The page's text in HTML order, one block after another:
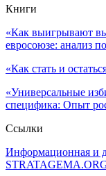
Книги
«Как выигрывают
евросоюзе: анализ
«Как стать и
«Универсальные
специфика: Опыт
Ссылки
Информационная и